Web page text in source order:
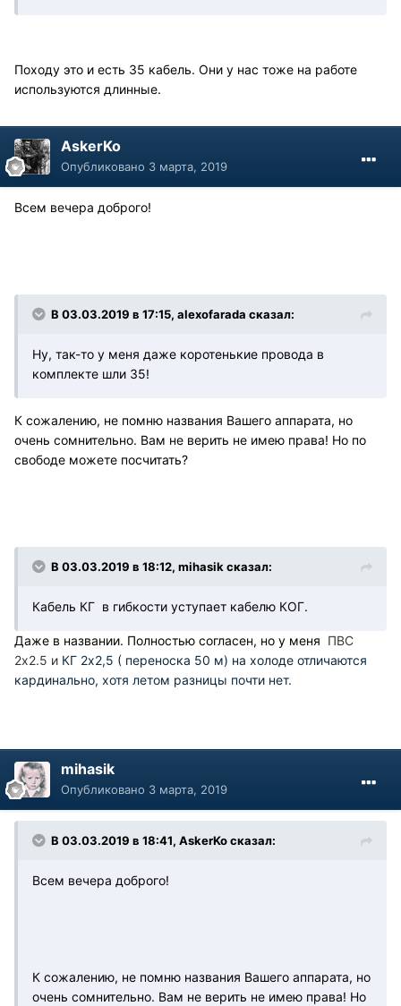
Походу это и есть 35 кабель. Они у нас тоже на работе
используются длинные.
AskerKo
Опубликовано 3 марта, 2019
Всем вечера доброго!
В 03.03.2019 в 17:15, alexofarada сказал:
Ну, так-то у меня даже коротенькие провода в
комплекте шли 35!
К сожалению, не помню названия Вашего аппарата, но
очень сомнительно. Вам не верить не имею права! Но по
свободе можете посчитать?
В 03.03.2019 в 18:12, mihasik сказал:
Кабель КГ в гибкости уступает кабелю КОГ.
Даже в названии. Полностью согласен, но у меня ПВС
2х2.5 и КГ 2х2,5 ( переноска 50 м) на холоде отличаются
кардинально, хотя летом разницы почти нет.
mihasik
Опубликовано 3 марта, 2019
В 03.03.2019 в 18:41, AskerKo сказал:
Всем вечера доброго!
К сожалению, не помню названия Вашего аппарата, но
очень сомнительно. Вам не верить не имею права! Но